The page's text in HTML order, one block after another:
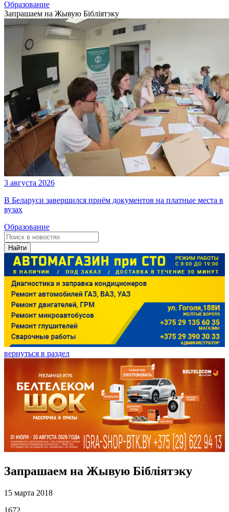
Образование
Запрашаем на Жывую Бібліятэку
3 августа 2026
В Беларуси завершился приём документов на платные места в
вузах
Образование
Найти
вернуться в раздел
Запрашаем на Жывую Бібліятэку
15 марта 2018